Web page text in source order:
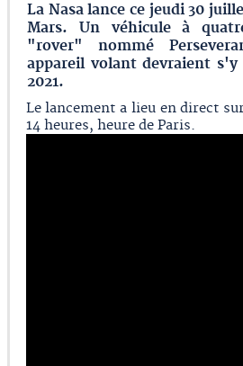
La Nasa lance ce jeudi 30
Mars. Un véhicule à
"rover" nommé
appareil volant devraient s'y
2021.
Le lancement a lieu en direct
14 heures, heure de Paris.